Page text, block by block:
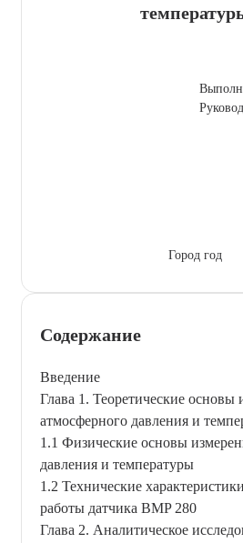
Город год
Содержание
Введение
Глава 1. Теоретические основы
атмосферного давления и
1.1 Физические основы
давления и температуры
1.2 Технические
работы датчика BMP 280
Глава 2. Аналитическое